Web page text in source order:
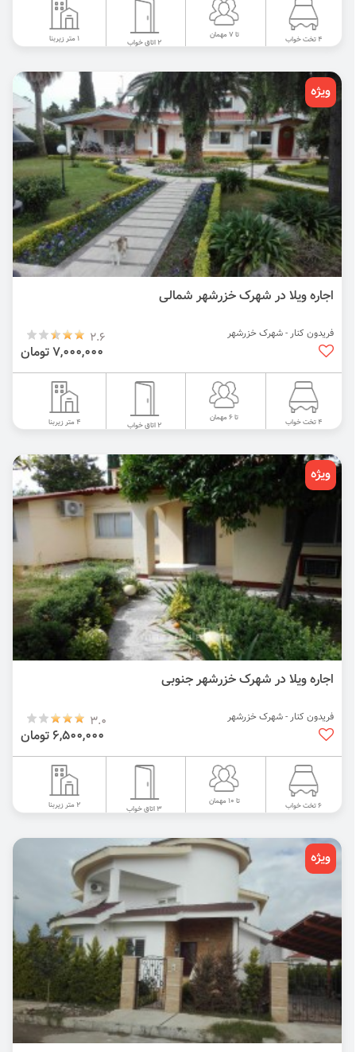
4 تخت خواب تا 7 مهمان
2 اتاق خواب 1 متر زیربنا
ویژه
اجاره ویلا در شهرک خزرشهر شمالی
فریدون کنار - شهرک خزرشهر 2.6
7,000,000 تومان
4 تخت خواب تا 6 مهمان
2 اتاق خواب 4 متر زیربنا
ویژه
اجاره ویلا در شهرک خزرشهر جنوبی
فریدون کنار - شهرک خزرشهر 3.0
6,500,000 تومان
6 تخت خواب تا 10 مهمان
3 اتاق خواب 2 متر زیربنا
ویژه